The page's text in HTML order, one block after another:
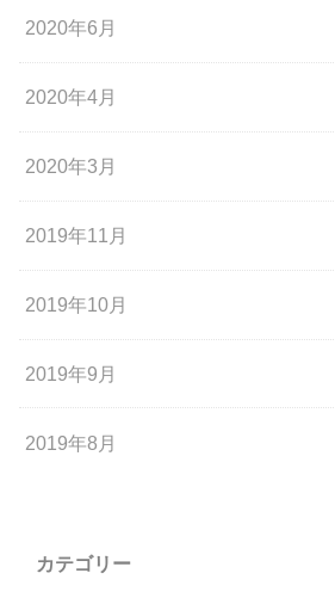
2020年6月
2020年4月
2020年3月
2019年11月
2019年10月
2019年9月
2019年8月
カテゴリー